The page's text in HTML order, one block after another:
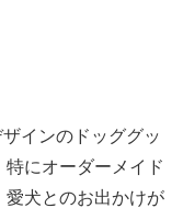
インのドッググッ
にオーダーメイド
愛犬とのお出かけが